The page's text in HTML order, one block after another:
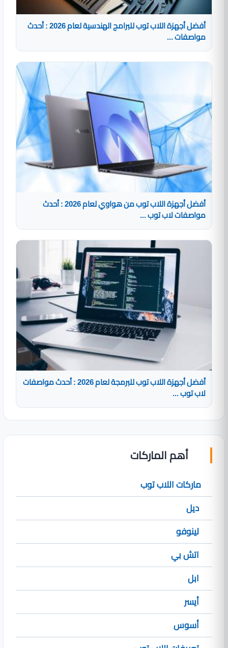
أفضل أجهزة اللاب توب للبرامج الهندسية لعام 2026 : أحدث
مواصفات ...
أفضل أجهزة اللاب توب من هواوي لعام 2026 : أحدث
مواصفات لاب توب ...
أفضل أجهزة اللاب توب للبرمجة لعام 2026 : أحدث مواصفات
لاب توب ...
أهم الماركات
ماركات اللاب توب
ديل
لينوفو
اتش بي
ابل
أيسر
أسوس